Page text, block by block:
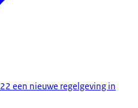
een nieuwe regelgeving in